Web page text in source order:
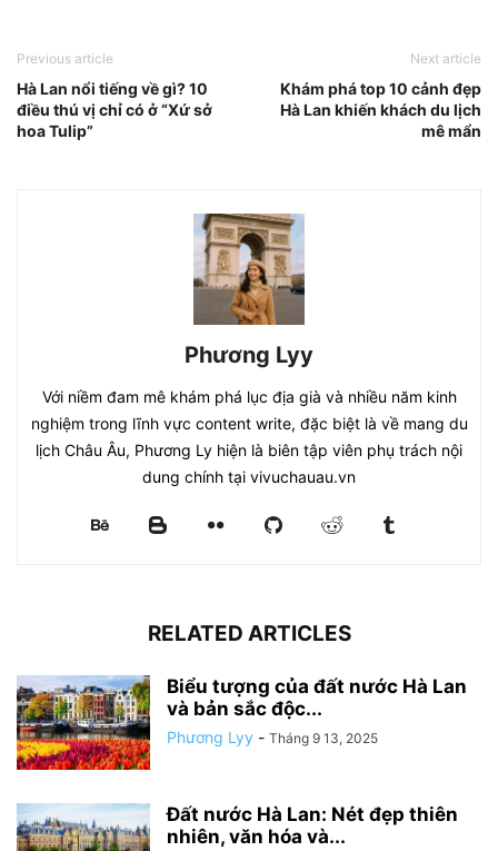
Previous article
Hà Lan nổi tiếng về gì? 10
điều thú vị chỉ có ở “Xứ sở
hoa Tulip”
Next article
Khám phá top 10 cảnh đẹp
Hà Lan khiến khách du lịch
mê mẩn
Phương Lyy
Với niềm đam mê khám phá lục địa già và nhiều năm kinh
nghiệm trong lĩnh vực content write, đặc biệt là về mang du
lịch Châu Âu, Phương Ly hiện là biên tập viên phụ trách nội
dung chính tại vivuchauau.vn
RELATED ARTICLES
Biểu tượng của đất nước Hà Lan
và bản sắc độc...
Phương Lyy - Tháng 9 13, 2025
Đất nước Hà Lan: Nét đẹp thiên
nhiên, văn hóa và...